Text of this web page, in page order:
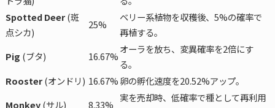
Spotted Deer(斑
点シカ)
25%
ベリー系植物を収穫後、5%の確率で
再植する。
Pig (ブタ) 16.67%
オーラを放ち、変異確率を2倍にす
る。
Rooster(オンドリ) 16.67%卵の孵化速度を20.52%アップ。
Monkey(サル) 8.33%
実を売却時、低確率で種として再利用